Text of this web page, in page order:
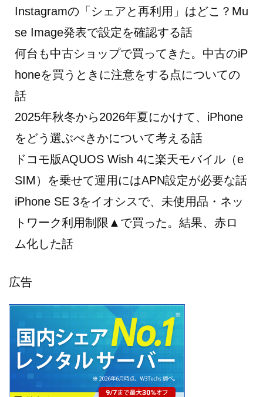
Instagramの「シェアと再利用」はどこ？Mu
se Image発表で設定を確認する話
何台も中古ショップで買ってきた。中古のiP
honeを買うときに注意をする点についての
話
2025年秋冬から2026年夏にかけて、iPhone
をどう選ぶべきかについて考える話
ドコモ版AQUOS Wish 4に楽天モバイル（e
SIM）を乗せて運用にはAPN設定が必要な話
iPhone SE 3をイオシスで、未使用品・ネッ
トワーク利用制限▲で買った。結果、赤ロ
ム化した話
広告